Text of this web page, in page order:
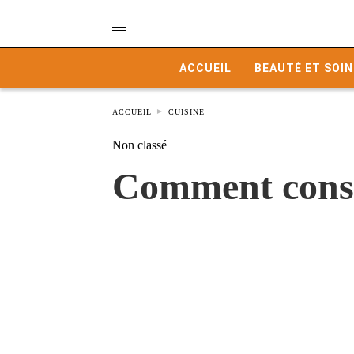
ACCUEIL BEAUTÉ ET SOIN
ACCUEIL CUISINE
Non classé
Comment